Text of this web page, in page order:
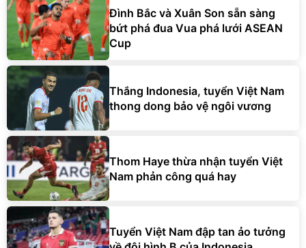
Đình Bắc và Xuân Son sẵn sàng
bứt phá đua Vua phá lưới ASEAN
Cup
Thắng Indonesia, tuyển Việt Nam
thong dong bảo vệ ngôi vương
Thom Haye thừa nhận tuyển Việt
Nam phản công quá hay
Tuyển Việt Nam đập tan ảo tưởng